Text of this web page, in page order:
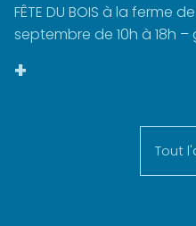
FÊTE DU BOIS à la ferme
septembre de 10h à 18h –
+
Tout